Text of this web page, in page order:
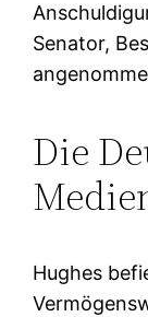
Senator,
Die
Hughes